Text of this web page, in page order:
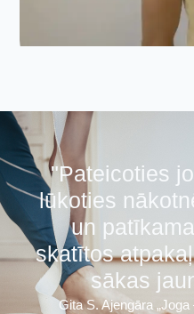
"Pateicoties
lūkoties
un
skatītos
sākas
Gita S. Ajengāra